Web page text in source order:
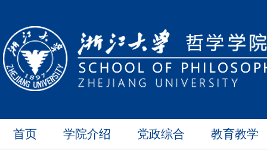
首页 学院介绍 党政综合 教育教学